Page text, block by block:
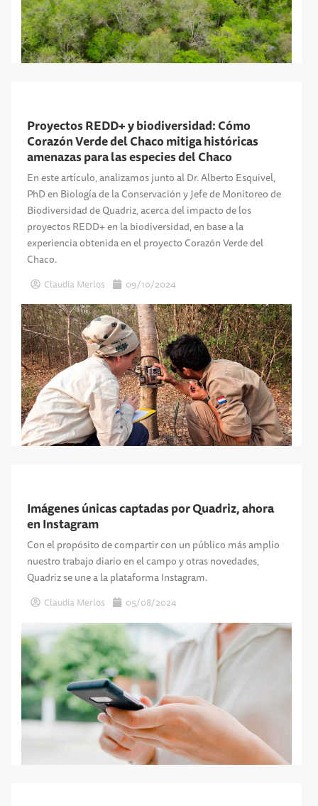
Proyectos REDD+ y biodiversidad: Cómo
Corazón Verde del Chaco mitiga históricas
amenazas para las especies del Chaco
En este artículo, analizamos junto al Dr. Alberto Esquivel,
PhD en Biología de la Conservación y Jefe de Monitoreo de
Biodiversidad de Quadriz, acerca del impacto de los
proyectos REDD+ en la biodiversidad, en base a la
experiencia obtenida en el proyecto Corazón Verde del
Chaco.
Claudia Merlos 09/10/2024
Imágenes únicas captadas por Quadriz, ahora
en Instagram
Con el propósito de compartir con un público más amplio
nuestro trabajo diario en el campo y otras novedades,
Quadriz se une a la plataforma Instagram.
Claudia Merlos 05/08/2024